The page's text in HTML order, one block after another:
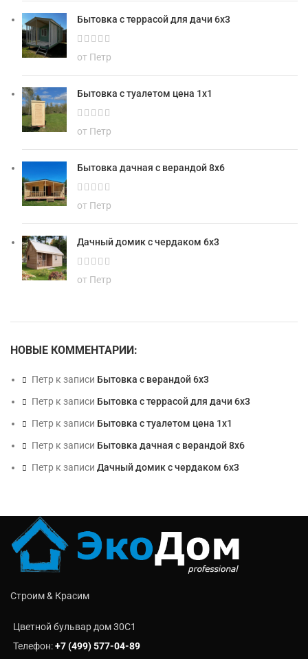
Бытовка с террасой для дачи 6х3
от Петр
Бытовка с туалетом цена 1х1
от Петр
Бытовка дачная с верандой 8х6
от Петр
Дачный домик с чердаком 6х3
от Петр
НОВЫЕ КОММЕНТАРИИ:
Петр к записи Бытовка с верандой 6х3
Петр к записи Бытовка с террасой для дачи 6х3
Петр к записи Бытовка с туалетом цена 1х1
Петр к записи Бытовка дачная с верандой 8х6
Петр к записи Дачный домик с чердаком 6х3
Строим & Красим
Цветной бульвар дом 30C1
Телефон:+7 (499) 577-04-89